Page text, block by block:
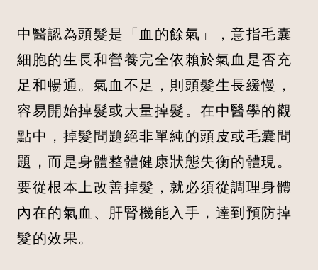
中醫認為頭髮是「血的餘氣」，意指毛囊
細胞的生長和營養完全依賴於氣血是否充
足和暢通。氣血不足，則頭髮生長緩慢，
容易開始掉髮或大量掉髮。在中醫學的觀
點中，掉髮問題絕非單純的頭皮或毛囊問
題，而是身體整體健康狀態失衡的體現。
要從根本上改善掉髮，就必須從調理身體
內在的氣血、肝腎機能入手，達到預防掉
髮的效果。